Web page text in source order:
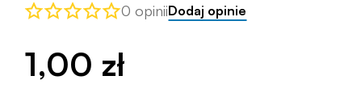
0 opiniiDodaj opinie
1,00 zł